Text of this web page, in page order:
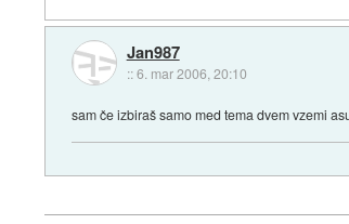
Jan987
::6. mar 2006, 20:10
sam če izbiraš samo med tema dvem vzemi